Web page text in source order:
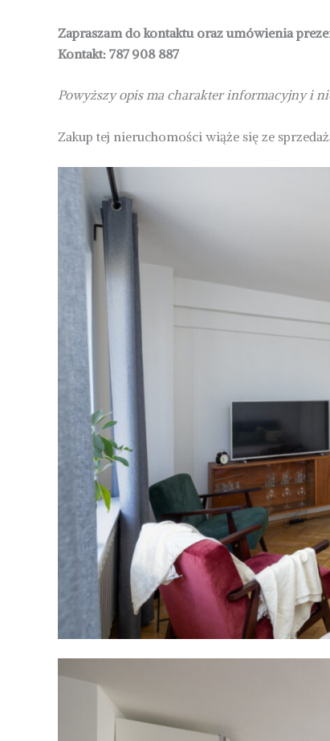
Zapraszam do kontaktu oraz umówienia
Kontakt: 787 908 887
Powyższy opis ma charakter informacyjny i
Zakup tej nieruchomości wiąże się ze